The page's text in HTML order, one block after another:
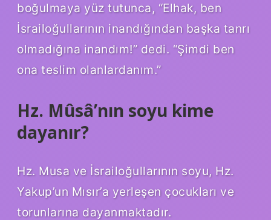
boğulmaya yüz tutunca, “Elhak, ben
İsrailoğullarının inandığından başka tanrı
olmadığına inandım!” dedi. “Şimdi ben
ona teslim olanlardanım.”
Hz. Mûsâ’nın soyu kime
dayanır?
Hz. Musa ve İsrailoğullarının soyu, Hz.
Yakup’un Mısır’a yerleşen çocukları ve
torunlarına dayanmaktadır.